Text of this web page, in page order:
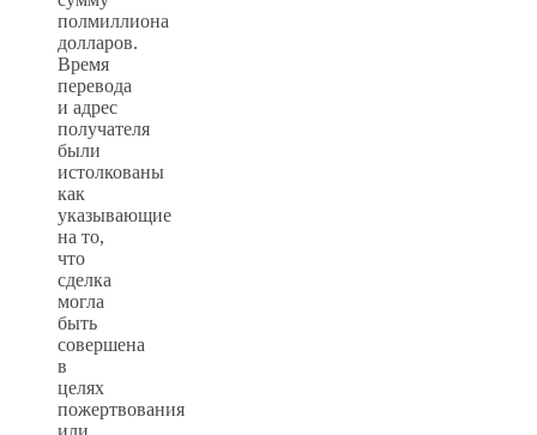
полмиллиона
долларов.
Время
перевода
и адрес
получателя
были
истолкованы
как
указывающие
на то,
что
сделка
могла
быть
совершена
в
целях
пожертвования
или